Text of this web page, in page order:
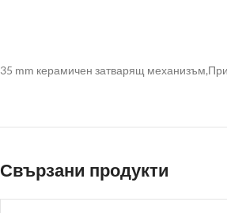
35 mm керамичен затварящ
Свързани продукти